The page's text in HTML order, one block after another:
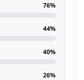
76%
44%
40%
26%